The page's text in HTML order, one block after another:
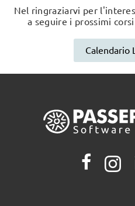
Nel ringraziarvi per
a seguire i prossimi
Calendario